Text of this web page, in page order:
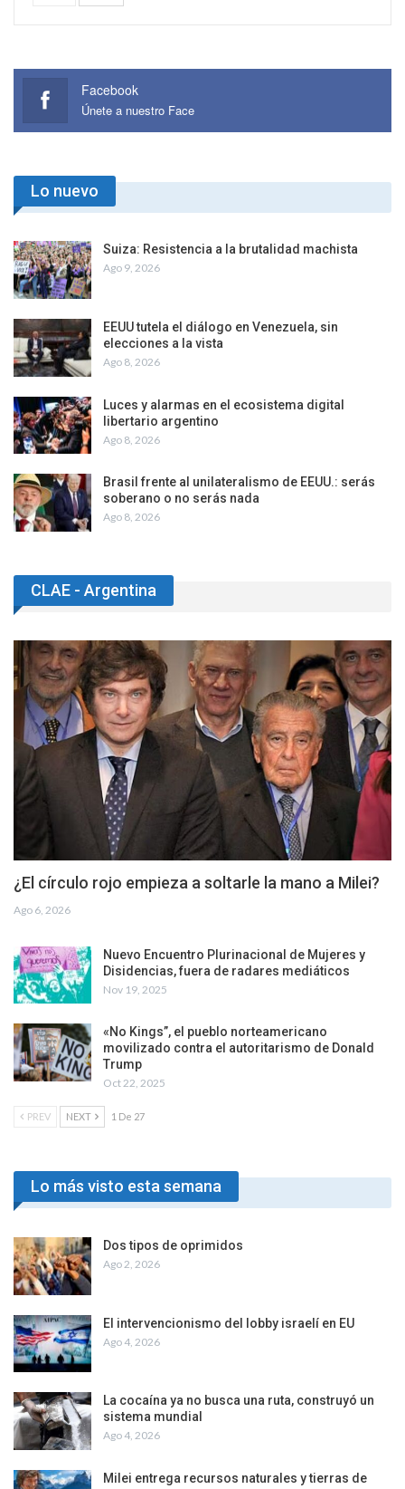
Facebook
Únete a nuestro Face
Lo nuevo
Suiza: Resistencia a la brutalidad machista
Ago 9, 2026
EEUU tutela el diálogo en Venezuela, sin
elecciones a la vista
Ago 8, 2026
Luces y alarmas en el ecosistema digital
libertario argentino
Ago 8, 2026
Brasil frente al unilateralismo de EEUU.: serás
soberano o no serás nada
Ago 8, 2026
CLAE - Argentina
¿El círculo rojo empieza a soltarle la mano a Milei?
Ago 6, 2026
Nuevo Encuentro Plurinacional de Mujeres y
Disidencias, fuera de radares mediáticos
Nov 19, 2025
«No Kings”, el pueblo norteamericano
movilizado contra el autoritarismo de Donald
Trump
Oct 22, 2025
PREV NEXT 1 De 27
Lo más visto esta semana
Dos tipos de oprimidos
Ago 2, 2026
El intervencionismo del lobby israelí en EU
Ago 4, 2026
La cocaína ya no busca una ruta, construyó un
sistema mundial
Ago 4, 2026
Milei entrega recursos naturales y tierras de